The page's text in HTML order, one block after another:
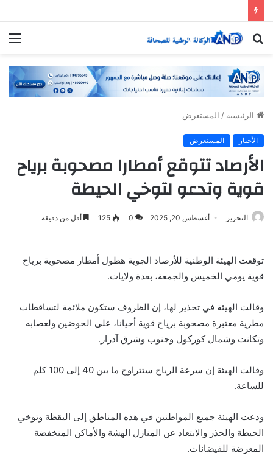
بحث
الرئيسية / المستعرض
الأخبار المستعرض
الأرصاد تتوقع أمطارا مصحوبة برياح
قوية وتدعو لتوخي الحيطة
التحرير أغسطس 20, 2025 0
125 أقل من دقيقة
توقعت الهيئة الوطنية للأرصاد الجوية هطول أمطار مصحوبة برياح
قوية يومي الخميس والجمعة، بعدة ولايات.
وقالت الهيئة في تحذير لها، إن الظروف ستكون ملائمة لتساقطات
مطرية معتبرة مصحوبة برياح قوية أحيانا، على الحوضين ولعصابه
وتكانت وشمال كوركول وجنوب وشرق آدرار.
وقالت الهيئة إن سرعة الرياح ستتراوح ما بين 40 إلى 100 كلم
للساعة.
ودعت الهيئة جميع المواطنين في هذه المناطق إلى اليقظة وتوخي
الحيطة والحذر والابتعاد عن المنازل الهشة والأماكن المنخفضة
المعرضة للفيضانات.